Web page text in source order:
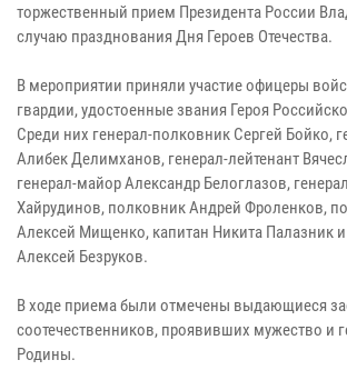
торжественный прием Президента России
случаю празднования Дня Героев Отечества.
В мероприятии приняли участие офицеры
гвардии, удостоенные звания Героя
Среди них генерал-полковник Сергей Бойко,
Алибек Делимханов, генерал-лейтенант
генерал-майор Александр Белоглазов,
Хайрудинов, полковник Андрей Фроленков,
Алексей Мищенко, капитан Никита Палазник
Алексей Безруков.
В ходе приема были отмечены выдающиеся
соотечественников, проявивших мужество и
Родины.